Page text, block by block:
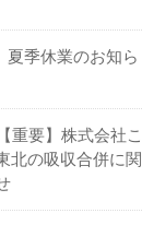
季休業のお知ら
重要】株式会社こ
北の吸収合併に関